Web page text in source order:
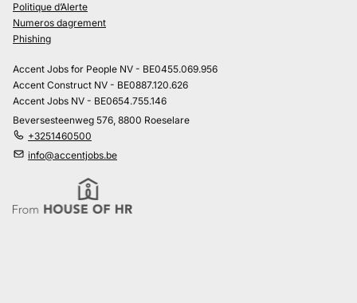
Politique d’Alerte
Numeros dagrement
Phishing
Accent Jobs for People NV - BE0455.069.956
Accent Construct NV - BE0887.120.626
Accent Jobs NV - BE0654.755.146
Beversesteenweg 576, 8800 Roeselare
+3251460500
info@accentjobs.be